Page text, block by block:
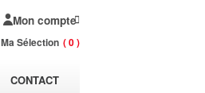
Mon compte
Ma Sélection 0
CONTACT